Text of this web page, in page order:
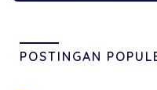
POSTINGAN